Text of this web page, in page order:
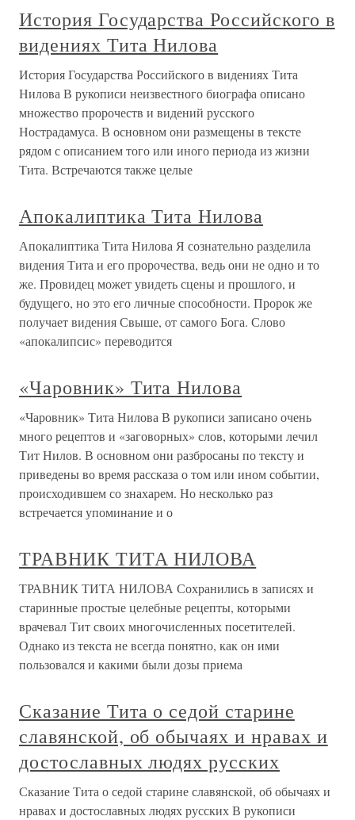
История Государства Российского в
видениях Тита Нилова
История Государства Российского в видениях Тита
Нилова В рукописи неизвестного биографа описано
множество пророчеств и видений русского
Нострадамуса. В основном они размещены в тексте
рядом с описанием того или иного периода из жизни
Тита. Встречаются также целые
Апокалиптика Тита Нилова
Апокалиптика Тита Нилова Я сознательно разделила
видения Тита и его пророчества, ведь они не одно и то
же. Провидец может увидеть сцены и прошлого, и
будущего, но это его личные способности. Пророк же
получает видения Свыше, от самого Бога. Слово
«апокалипсис» переводится
«Чаровник» Тита Нилова
«Чаровник» Тита Нилова В рукописи записано очень
много рецептов и «заговорных» слов, которыми лечил
Тит Нилов. В основном они разбросаны по тексту и
приведены во время рассказа о том или ином событии,
происходившем со знахарем. Но несколько раз
встречается упоминание и о
ТРАВНИК ТИТА НИЛОВА
ТРАВНИК ТИТА НИЛОВА Сохранились в записях и
старинные простые целебные рецепты, которыми
врачевал Тит своих многочисленных посетителей.
Однако из текста не всегда понятно, как он ими
пользовался и какими были дозы приема
Сказание Тита о седой старине
славянской, об обычаях и нравах и
достославных людях русских
Сказание Тита о седой старине славянской, об обычаях и
нравах и достославных людях русских В рукописи